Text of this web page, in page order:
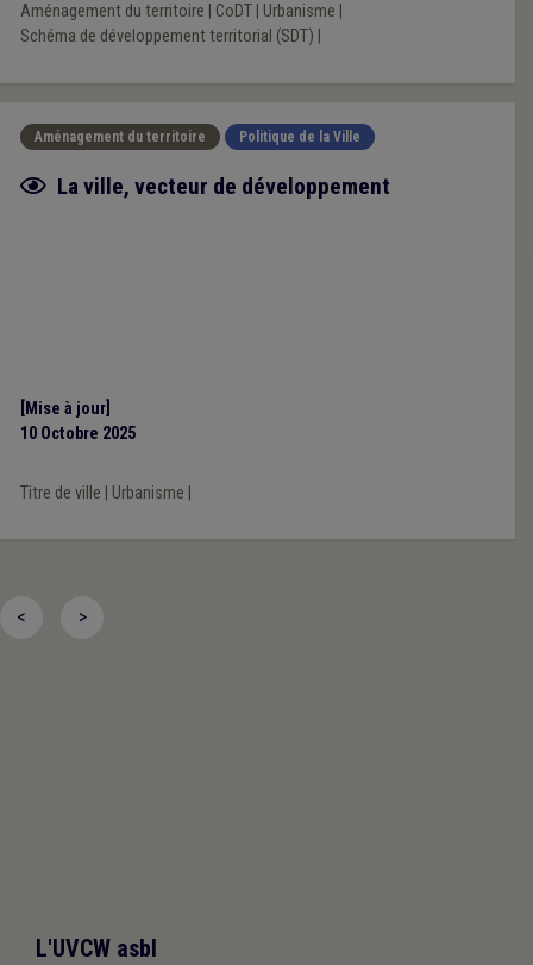
Aménagement du territoire CoDT| Urbanisme
Schéma de développement territorial (SDT)
Aménagement du territoire Politique de la Ville
Fiche focus
La ville, vecteur de développement
[Mise à jour]
10 Octobre 2025
Titre de ville Urbanisme
< >
L'UVCW asbl